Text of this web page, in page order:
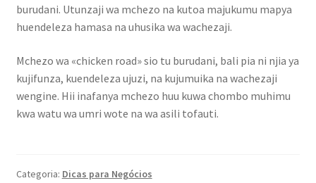
burudani. Utunzaji wa mchezo na kutoa majukumu mapya
huendeleza hamasa na uhusika wa wachezaji.
Mchezo wa «chicken road» sio tu burudani, bali pia ni njia ya
kujifunza, kuendeleza ujuzi, na kujumuika na wachezaji
wengine. Hii inafanya mchezo huu kuwa chombo muhimu
kwa watu wa umri wote na wa asili tofauti.
Categoria: Dicas para Negócios